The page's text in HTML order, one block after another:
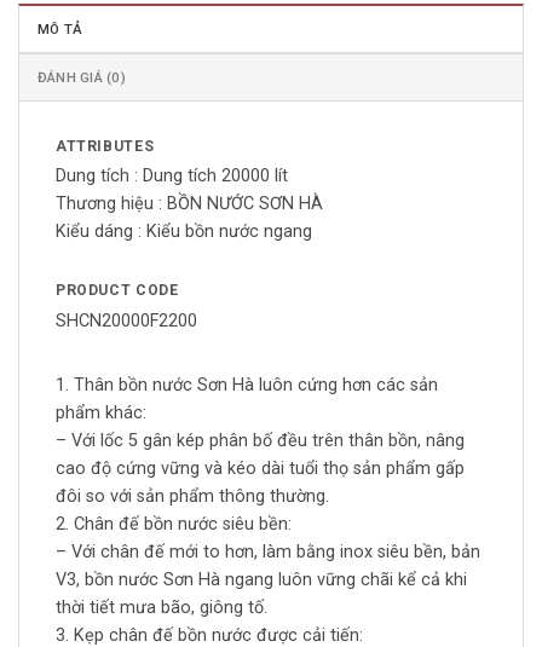
MÔ TẢ
ĐÁNH GIÁ (0)
ATTRIBUTES
Dung tích : Dung tích 20000 lít
Thương hiệu : BỒN NƯỚC SƠN HÀ
Kiểu dáng : Kiểu bồn nước ngang
PRODUCT CODE
SHCN20000F2200
1. Thân bồn nước Sơn Hà luôn cứng hơn các sản
phẩm khác:
– Với lốc 5 gân kép phân bố đều trên thân bồn, nâng
cao độ cứng vững và kéo dài tuổi thọ sản phẩm gấp
đôi so với sản phẩm thông thường.
2. Chân đế bồn nước siêu bền:
– Với chân đế mới to hơn, làm bằng inox siêu bền, bản
V3, bồn nước Sơn Hà ngang luôn vững chãi kể cả khi
thời tiết mưa bão, giông tố.
3. Kẹp chân đế bồn nước được cải tiến: